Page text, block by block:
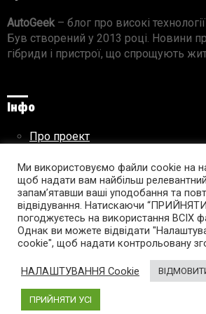
AutoGeek– блог про високі
Був створений у 2013 році. Новини
гібриди і пристрої, що спрощують
Інфо
Про проект
Правила використання
Підпишись на AutoGeek!
facebooktwitter instagramyoutube tumblr
Ми використовуємо файли cookie на
щоб надати вам найбільш
запам’ятавши ваші уподобання та
відвідування. Натискаючи “ПРИЙНЯТИ
погоджуєтесь на використання ВСІХ
Однак ви можете відвідати
cookie", щоб надати контрольовану
НАЛАШТУВАННЯ Cookie
ПРИЙНЯТИ УСІ